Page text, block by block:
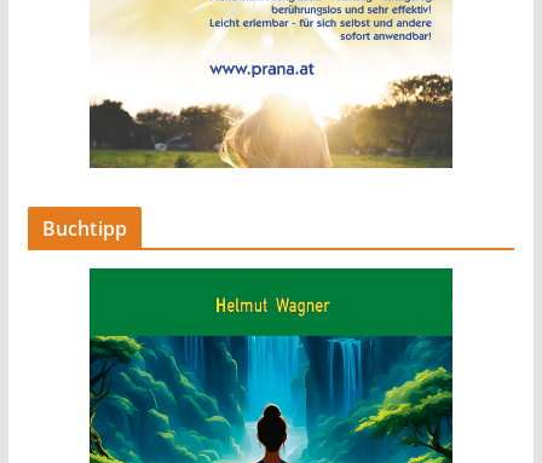
Buchtipp